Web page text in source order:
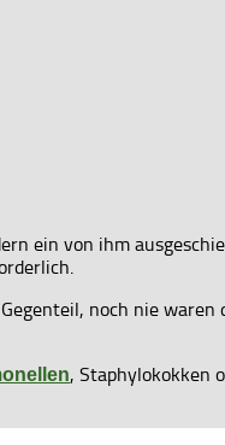
ein von ihm
noch nie waren
, Staphylokokken